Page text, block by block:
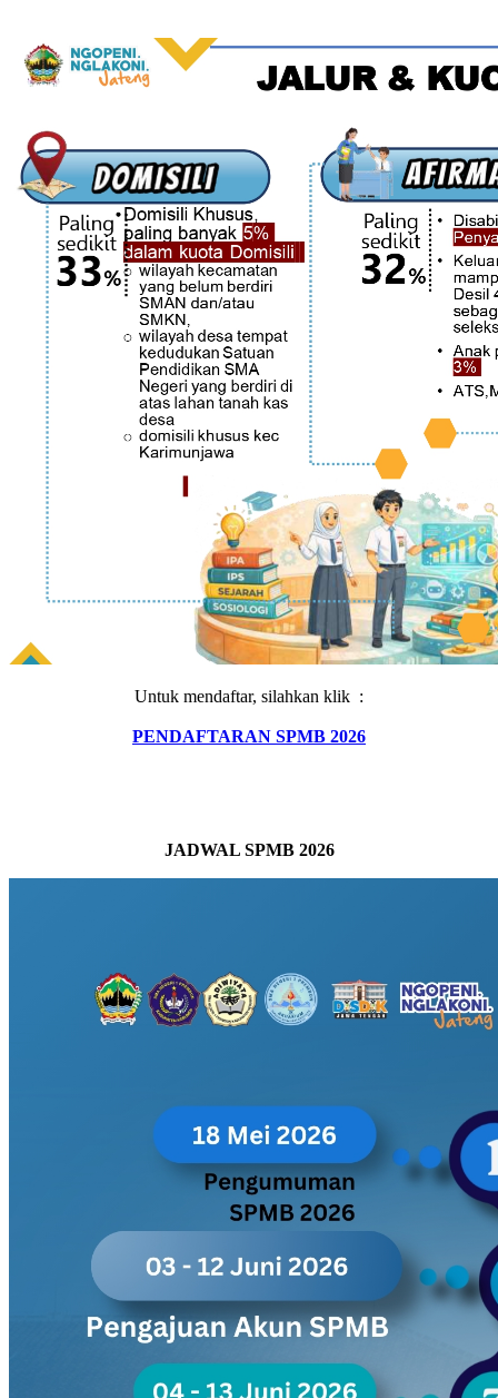
Untuk mendaftar, silahkan klik :
PENDAFTARAN SPMB 2026
JADWAL SPMB 2026